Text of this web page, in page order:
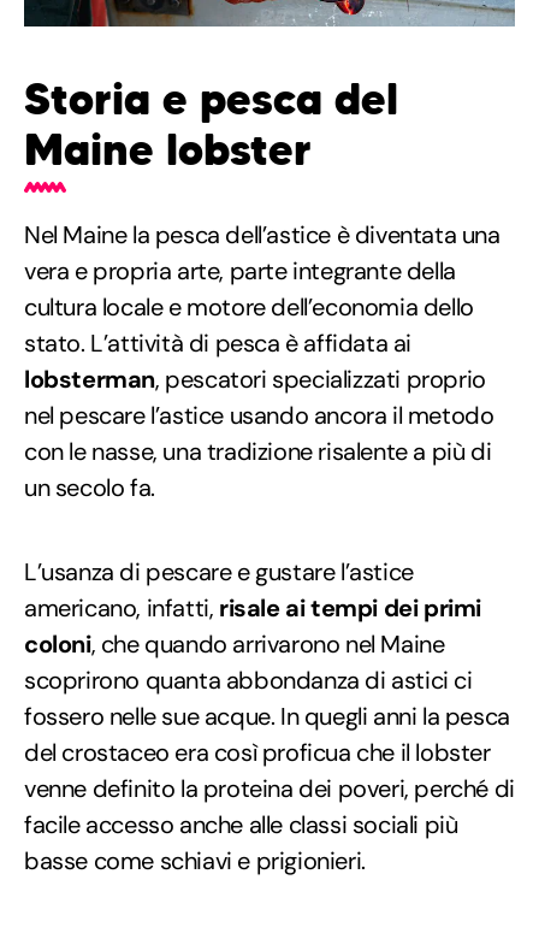
Storia e pesca del
Maine lobster
Nel Maine la pesca dell’astice è diventata una
vera e propria arte, parte integrante della
cultura locale e motore dell’economia dello
stato. L’attività di pesca è affidata ai
lobsterman, pescatori specializzati proprio
nel pescare l’astice usando ancora il metodo
con le nasse, una tradizione risalente a più di
un secolo fa.
L’usanza di pescare e gustare l’astice
americano, infatti, risale ai tempi dei primi
coloni, che quando arrivarono nel Maine
scoprirono quanta abbondanza di astici ci
fossero nelle sue acque. In quegli anni la pesca
del crostaceo era così proficua che il lobster
venne definito la proteina dei poveri, perché di
facile accesso anche alle classi sociali più
basse come schiavi e prigionieri.